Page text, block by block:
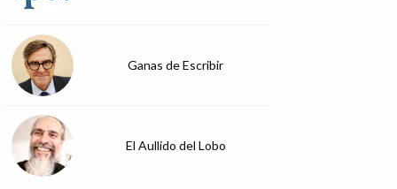
Ganas de Escribir
El Aullido del Lobo